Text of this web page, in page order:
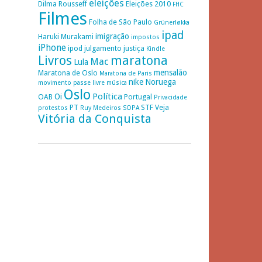
Dilma Rousseff eleições Eleições 2010 FHC
Filmes Folha de São Paulo Grünerløkka
Haruki Murakami imigração impostos ipad
iPhone ipod julgamento justiça Kindle
Livros Lula Mac maratona
Maratona de Oslo Maratona de Paris mensalão
movimento passe livre música nike Noruega
OAB Oi Oslo Política Portugal
Privacidade
protestos PT Ruy Medeiros SOPA STF Veja
Vitória da Conquista